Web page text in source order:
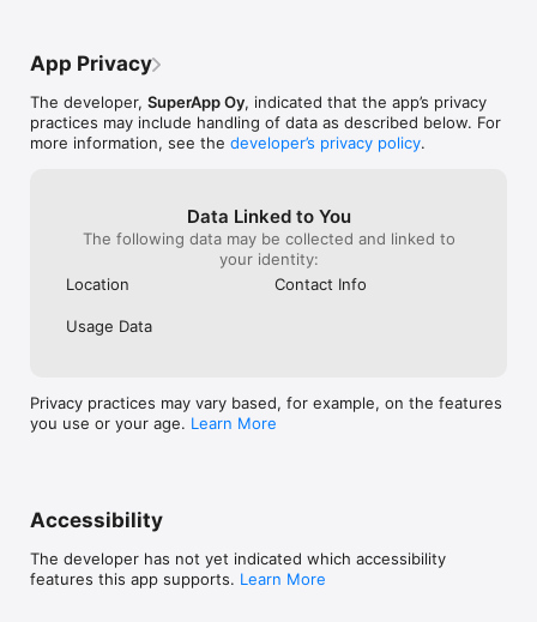
App Privacy
The developer, SuperApp Oy, indicated that the app’s privacy
practices may include handling of data as described below. For
more information, see the developer’s privacy policy.
Data Linked to You
The following data may be collected and linked to
your identity:
Location
Contact Info
Usage Data
Privacy practices may vary based, for example, on the features
you use or your age. Learn More
Accessibility
The developer has not yet indicated which accessibility
features this app supports. Learn More